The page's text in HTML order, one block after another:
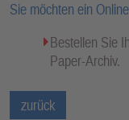
Sie möchten ein
Bestellen Sie
Paper-Archiv.
zurück